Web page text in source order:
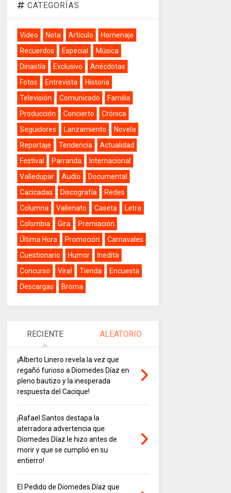
CATEGORÍAS
Video Nota Artículo
Homenaje
Recuerdos
Especial
Música
Dinastía
Exclusivo
Anécdotas
Fotos
Entrevista
Historia
Televisión
Comunicado
Familia
Producción
Concierto
Crónica
Seguidores
Lanzamiento
Novela
Reportaje
Tendencia
Actualidad
Festival
Parranda
Internacional
Valledupar
Audio
Documental
Cacicadas
Discografía
Redes
Columna
Vallenato Caseta
Letra
Colombia
Gira
Premiación
Última Hora
Promoción
Carnavales
Cuestionario
Humor
Inedita
Concurso
Viral Tienda
Encuesta
Descargas
Broma
RECIENTE ALEATORIO
¡Alberto Linero revela la vez que
regañó furioso a Diomedes Díaz en
pleno bautizo y la inesperada
respuesta del Cacique!
¡Rafael Santos destapa la
aterradora advertencia que
Diomedes Díaz le hizo antes de
morir y que se cumplió en su
entierro!
El Pedido de Diomedes Díaz que